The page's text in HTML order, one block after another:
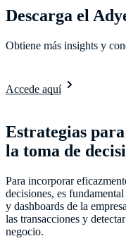
Descarga el
Obtiene más insights y
Accede aquí
Estrategias
la toma de
Para incorporar
decisiones, es
y dashboards de la
las transacciones y
negocio.